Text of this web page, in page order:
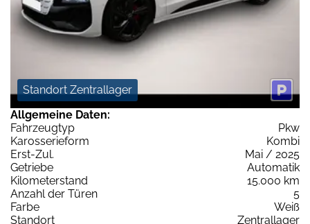
Standort Zentrallager
Allgemeine Daten:
Fahrzeugtyp
Pkw
Karosserieform
Kombi
Erst-Zul.
Mai / 2025
Getriebe
Automatik
Kilometerstand
15.000 km
Anzahl der Türen
5
Farbe
Weiß
Standort
Zentrallager